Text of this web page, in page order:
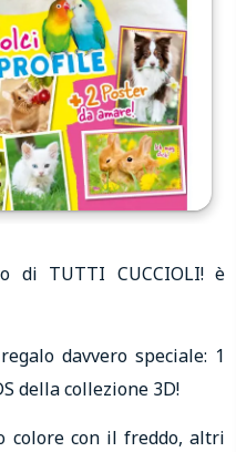
di TUTTI CUCCIOLI! è
davvero speciale: 1
della collezione 3D!
colore con il freddo, altri